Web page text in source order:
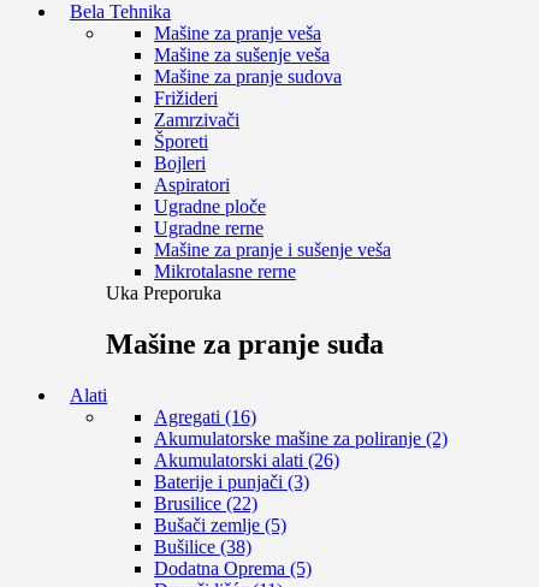
Bela Tehnika
Mašine za pranje veša
Mašine za sušenje veša
Mašine za pranje sudova
Frižideri
Zamrzivači
Šporeti
Bojleri
Aspiratori
Ugradne ploče
Ugradne rerne
Mašine za pranje i sušenje veša
Mikrotalasne rerne
Uka Preporuka
Mašine za pranje suđa
Alati
Agregati (16)
Akumulatorske mašine za poliranje (2)
Akumulatorski alati (26)
Baterije i punjači (3)
Brusilice (22)
Bušači zemlje (5)
Bušilice (38)
Dodatna Oprema (5)